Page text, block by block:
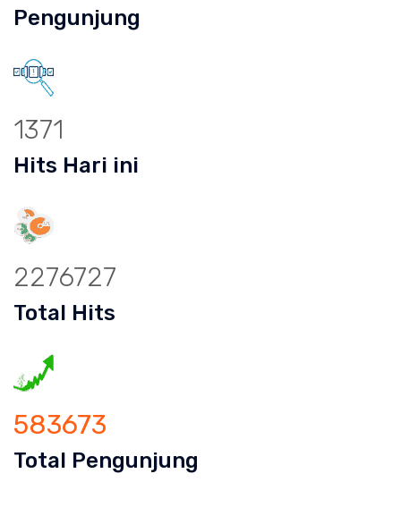
Pengunjung
1371
Hits Hari ini
2276727
Total Hits
583673
Total Pengunjung